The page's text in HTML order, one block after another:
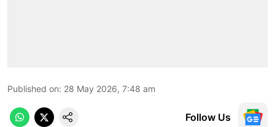
Published on: 28 May 2026, 7:48 am
Follow Us